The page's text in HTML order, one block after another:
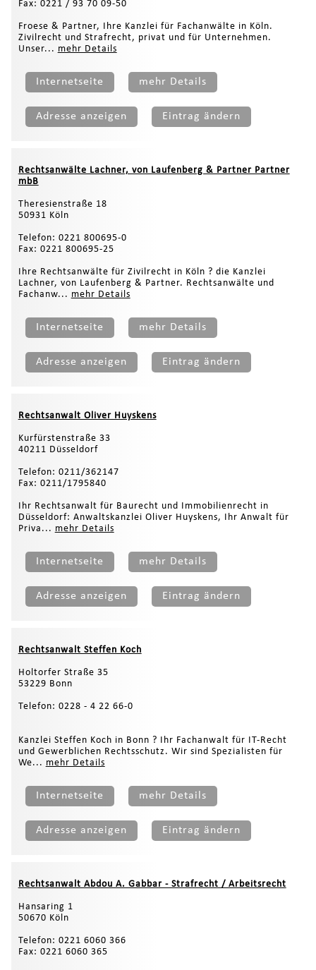
Fax: 0221 / 93 70 09-50
Froese & Partner, Ihre Kanzlei für Fachanwälte in Köln.
Zivilrecht und Strafrecht, privat und für Unternehmen.
Unser... mehr Details
Internetseite mehr Details
Adresse anzeigen Eintrag ändern
Rechtsanwälte Lachner, von Laufenberg & Partner Partner
mbB
Theresienstraße 18
50931 Köln
Telefon: 0221 800695-0
Fax: 0221 800695-25
Ihre Rechtsanwälte für Zivilrecht in Köln ? die Kanzlei
Lachner, von Laufenberg & Partner. Rechtsanwälte und
Fachanw... mehr Details
Internetseite mehr Details
Adresse anzeigen Eintrag ändern
Rechtsanwalt Oliver Huyskens
Kurfürstenstraße 33
40211 Düsseldorf
Telefon: 0211/362147
Fax: 0211/1795840
Ihr Rechtsanwalt für Baurecht und Immobilienrecht in
Düsseldorf: Anwaltskanzlei Oliver Huyskens, Ihr Anwalt für
Priva... mehr Details
Internetseite mehr Details
Adresse anzeigen Eintrag ändern
Rechtsanwalt Steffen Koch
Holtorfer Straße 35
53229 Bonn
Telefon: 0228 - 4 22 66-0
Kanzlei Steffen Koch in Bonn ? Ihr Fachanwalt für IT-Recht
und Gewerblichen Rechtsschutz. Wir sind Spezialisten für
We... mehr Details
Internetseite mehr Details
Adresse anzeigen Eintrag ändern
Rechtsanwalt Abdou A. Gabbar - Strafrecht / Arbeitsrecht
Hansaring 1
50670 Köln
Telefon: 0221 6060 366
Fax: 0221 6060 365